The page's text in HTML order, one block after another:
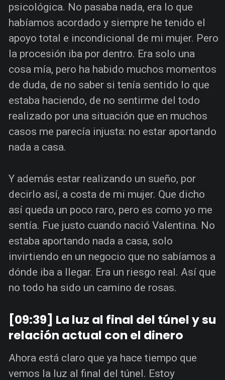
psicológica. No pasaba nada, era lo que
habíamos acordado y siempre he tenido el
apoyo total e incondicional de mi mujer. Pero
la procesión iba por dentro. Era solo una
cosa mía, pero ha habido muchos momentos
de duda, de no saber si tenía sentido lo que
estaba haciendo, de no sentirme del todo
realizado por una situación que en muchos
casos me parecía injusta: no estar aportando
nada a casa.
Y además estar realizando un sueño, por
decirlo así, a costa de mi mujer. Que dicho
así queda un poco raro, pero es como yo me
sentía. Fue justo cuando nació Valentina. No
estaba aportando nada a casa, solo
invirtiendo en un negocio que no sabíamos a
dónde iba a llegar. Era un riesgo real. Así que
no todo ha sido un camino de rosas.
[09:39] La luz al final del túnel y su
relación actual con el dinero
Ahora está claro que ya hace tiempo que
vemos la luz al final del túnel. Estoy